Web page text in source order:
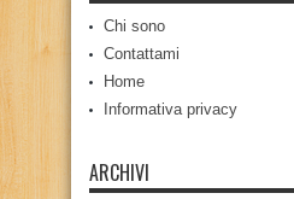
Chi sono
Contattami
Home
Informativa privacy
ARCHIVI